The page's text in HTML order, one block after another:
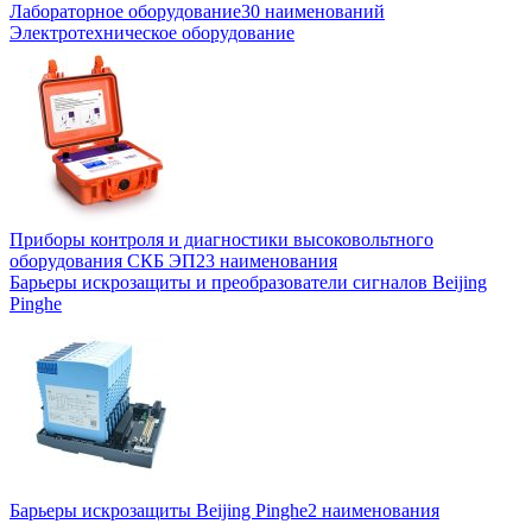
Лабораторное оборудование30 наименований
Электротехническое оборудование
Приборы контроля и диагностики высоковольтного
оборудования СКБ ЭП23 наименования
Барьеры искрозащиты и преобразователи сигналов Beijing
Pinghe
Барьеры искрозащиты Beijing Pinghe2 наименования